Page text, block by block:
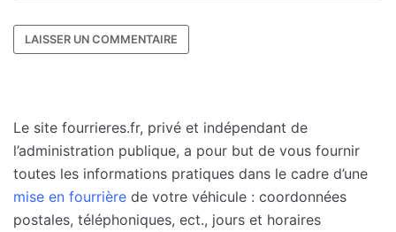
Le site fourrieres.fr, privé et indépendant de
l’administration publique, a pour but de vous fournir
toutes les informations pratiques dans le cadre d’une
mise en fourrière de votre véhicule : coordonnées
postales, téléphoniques, ect., jours et horaires